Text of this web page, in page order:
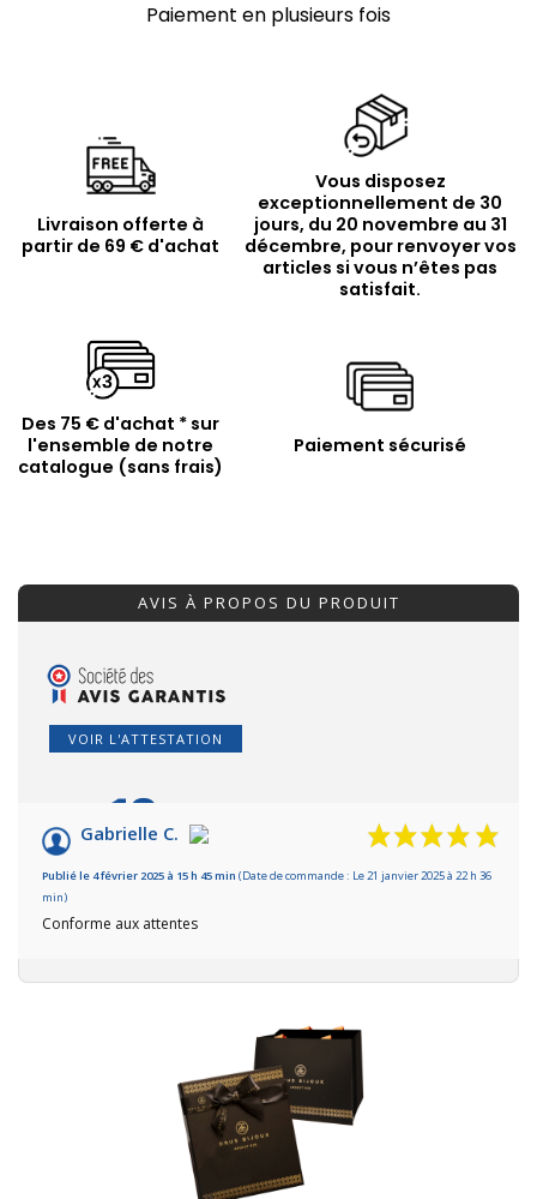
Paiement en plusieurs fois
Livraison offerte à
partir de 69 € d'achat
Vous disposez
exceptionnellement de 30
jours, du 20 novembre au 31
décembre, pour renvoyer vos
articles si vous n’êtes pas
satisfait.
Des 75 € d'achat * sur
l'ensemble de notre
catalogue (sans frais)
Paiement sécurisé
AVIS À PROPOS DU PRODUIT
VOIR L'ATTESTATION
10/10
Basé sur 1 avis
Gabrielle C.
Publié le 4 février 2025 à 15 h 45 min (Date de commande : Le 21 janvier 2025 à 22 h 36
min)
Conforme aux attentes